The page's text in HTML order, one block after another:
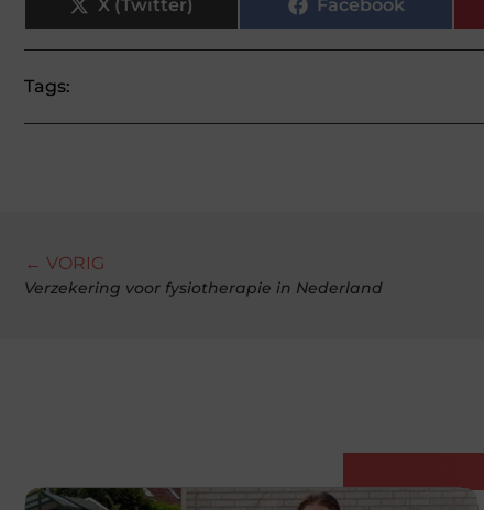
X (Twitter) Facebook
Tags:
← VORIG
Verzekering voor fysiotherapie in Nederland